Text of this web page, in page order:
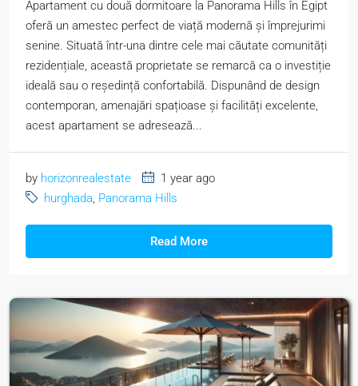
Apartament cu două dormitoare la Panorama Hills în Egipt
oferă un amestec perfect de viață modernă și împrejurimi
senine. Situată într-una dintre cele mai căutate comunități
rezidențiale, această proprietate se remarcă ca o investiție
ideală sau o reședință confortabilă. Dispunând de design
contemporan, amenajări spațioase și facilități excelente,
acest apartament se adresează...
by horizonrealestate
1 year ago
hurghada, Panorama Hills
Read More